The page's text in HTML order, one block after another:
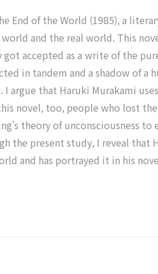
End of the World (1985), a
and the real world. This
accepted as a write of the
in tandem and a shadow of
argue that Haruki Murakami
novel, too, people who lost
theory of unconsciousness
the present study, I reveal
and has portrayed it in his